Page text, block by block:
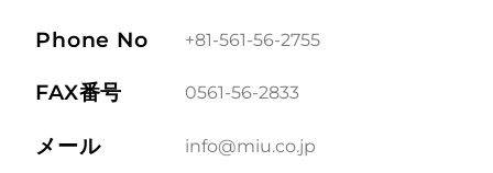
Phone No +81-561-56-2755
FAX番号 0561-56-2833
メール info@miu.co.jp